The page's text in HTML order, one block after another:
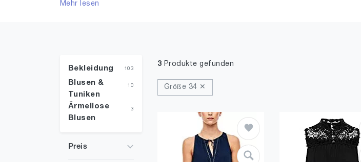
2026 für Frauen!
Mehr lesen
Bekleidung 103
Blusen &
Tuniken
10
Ärmellose
Blusen
3
Preis
3 Produkte gefunden
Größe 34 ✕